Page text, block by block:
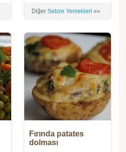
Diğer Sebze Yemekleri »»
Fırında patates
dolması